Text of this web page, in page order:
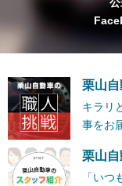
栗山
キラリ
事をお
栗山
「い